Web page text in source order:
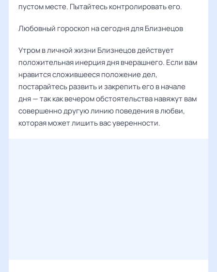
пустом месте. Пытайтесь контролировать его.
Любовный гороскоп на сегодня для Близнецов
Утром в личной жизни Близнецов действует
положительная инерция дня вчерашнего. Если вам
нравится сложившееся положение дел,
постарайтесь развить и закрепить его в начале
дня — так как вечером обстоятельства навяжут вам
совершенно другую линию поведения в любви,
которая может лишить вас уверенности.